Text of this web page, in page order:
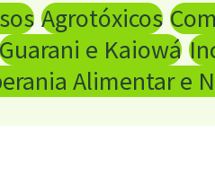
Agrotóxicos
Guarani e Kaiowá
Alimentar e